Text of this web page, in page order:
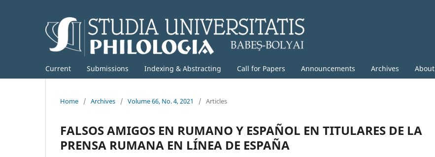
Current Submissions Indexing & Abstracting Call for Papers Announcements Archives About
Home / Archives / Volume 66, No. 4, 2021 / Articles
FALSOS AMIGOS EN RUMANO Y ESPAÑOL EN TITULARES DE LA
PRENSA RUMANA EN LÍNEA DE ESPAÑA